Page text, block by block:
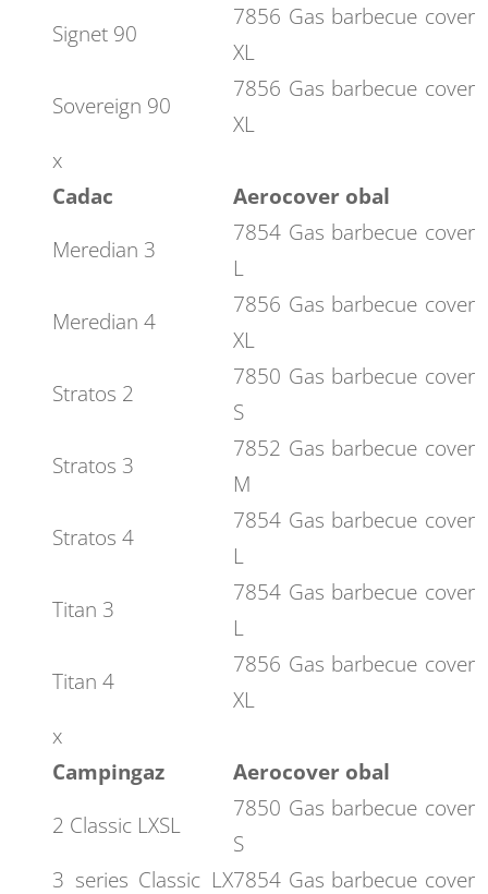
Signet 90
7856 Gas barbecue cover
XL
Sovereign 90
7856 Gas barbecue cover
XL
x
Cadac
Aerocover obal
Meredian 3
7854 Gas barbecue cover
L
Meredian 4
7856 Gas barbecue cover
XL
Stratos 2
7850 Gas barbecue cover
S
Stratos 3
7852 Gas barbecue cover
M
Stratos 4
7854 Gas barbecue cover
L
Titan 3
7854 Gas barbecue cover
L
Titan 4
7856 Gas barbecue cover
XL
x
Campingaz
Aerocover obal
2 Classic LXSL
7850 Gas barbecue cover
S
3 series Classic LX7854 Gas barbecue cover